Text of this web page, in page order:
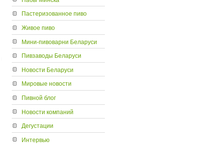
Пастеризованное пиво
Живое пиво
Мини-пивоварни Беларуси
Пивзаводы Беларуси
Новости Беларуси
Мировые новости
Пивной блог
Новости компаний
Дегустации
Интервью